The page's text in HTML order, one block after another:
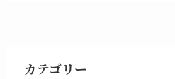
カテゴリー